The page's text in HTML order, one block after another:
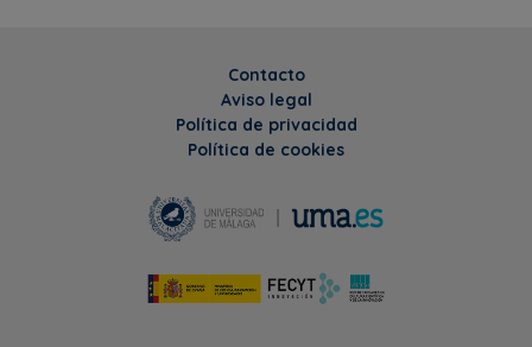
Contacto
Aviso legal
Política de privacidad
Política de cookies